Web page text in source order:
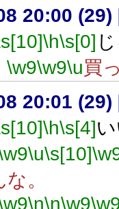
20:00 (29)
\h\s[0]
\w9\w9\u買
20:01 (29)
\h\s[4]
\u\s[10]
。
\n\n\w9